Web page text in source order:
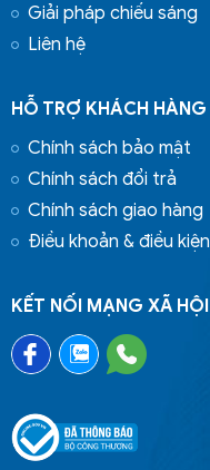
Giải pháp chiếu sáng
Liên hệ
HỖ TRỢ KHÁCH HÀNG
Chính sách bảo mật
Chính sách đổi trả
Chính sách giao hàng
Điều khoản & điều kiện
KẾT NỐI MẠNG XÃ HỘI